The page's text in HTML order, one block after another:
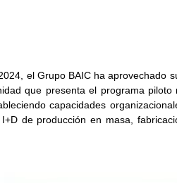
el Grupo BAIC ha aprovechado
que presenta el programa
capacidades
de producción en masa,